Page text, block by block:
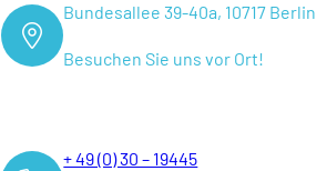
Bundesallee 39-40a, 10717 Berlin
Besuchen Sie uns vor Ort!
+ 49 (0) 30 – 19445